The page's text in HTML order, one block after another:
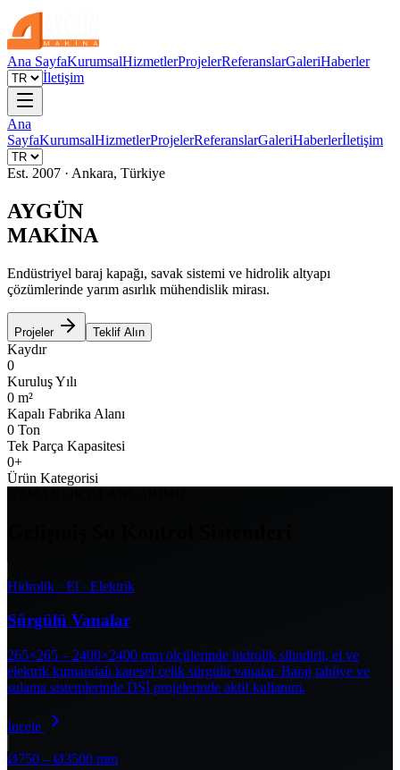
Ana SayfaKurumsalHizmetlerProjelerReferanslarGaleriHaberler
İletişim
Ana
SayfaKurumsalHizmetlerProjelerReferanslarGaleriHaberlerİletişim
Est. 2007 · Ankara, Türkiye
AYGÜN
MAKİNA
Endüstriyel baraj kapağı, savak sistemi ve hidrolik altyapı
çözümlerinde yarım asırlık mühendislik mirası.
Projeler Teklif Alın
Kaydır
0
Kuruluş Yılı
0 m²
Kapalı Fabrika Alanı
0 Ton
Tek Parça Kapasitesi
0+
Ürün Kategorisi
Hidrolik · El · Elektrik
Sürgülü Vanalar
265×265 – 2400×2400 mm ölçülerinde hidrolik silindirli, el ve
elektrik kumandalı karesel çelik sürgülü vanalar. Baraj tahliye ve
sulama sistemlerinde DSİ projelerinde aktif kullanım.
İncele
Ø750 – Ø3500 mm